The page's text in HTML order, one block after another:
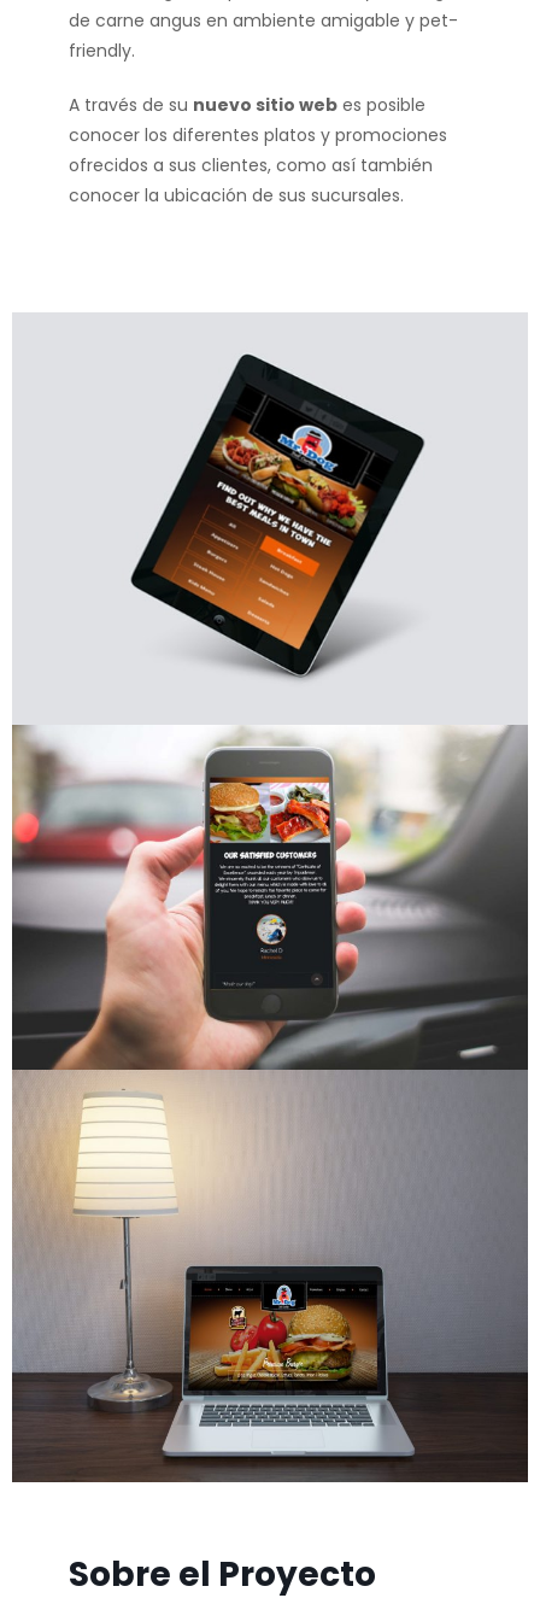
de carne angus en ambiente amigable y pet-
friendly.
A través de su nuevo sitio webes posible
conocer los diferentes platos y promociones
ofrecidos a sus clientes, como así también
conocer la ubicación de sus sucursales.
Sobre el Proyecto